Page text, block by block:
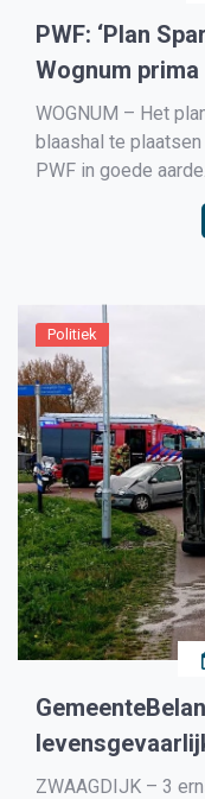
PWF: ‘Plan Spartanen voor blaashal
Wognum prima
WOGNUM – Het
blaashal te
PWF in goede
Spartanen de
kosten. Siem
Politiek
Veenakkers/
ZWAAGDIJK – 3